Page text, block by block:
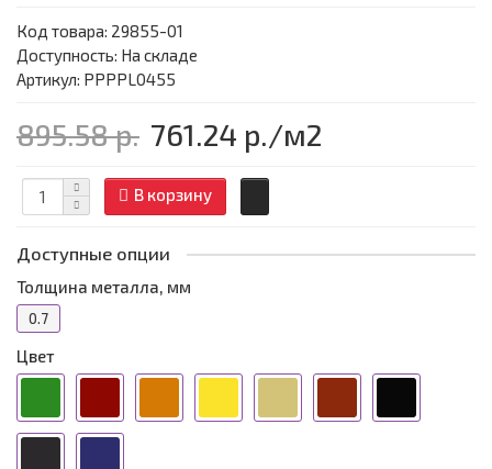
Код товара: 29855-01
Доступность: На складе
Артикул: PPPPL0455
895.58 р. 761.24 р./м2
В корзину
Доступные опции
Толщина металла, мм
0.7
Цвет